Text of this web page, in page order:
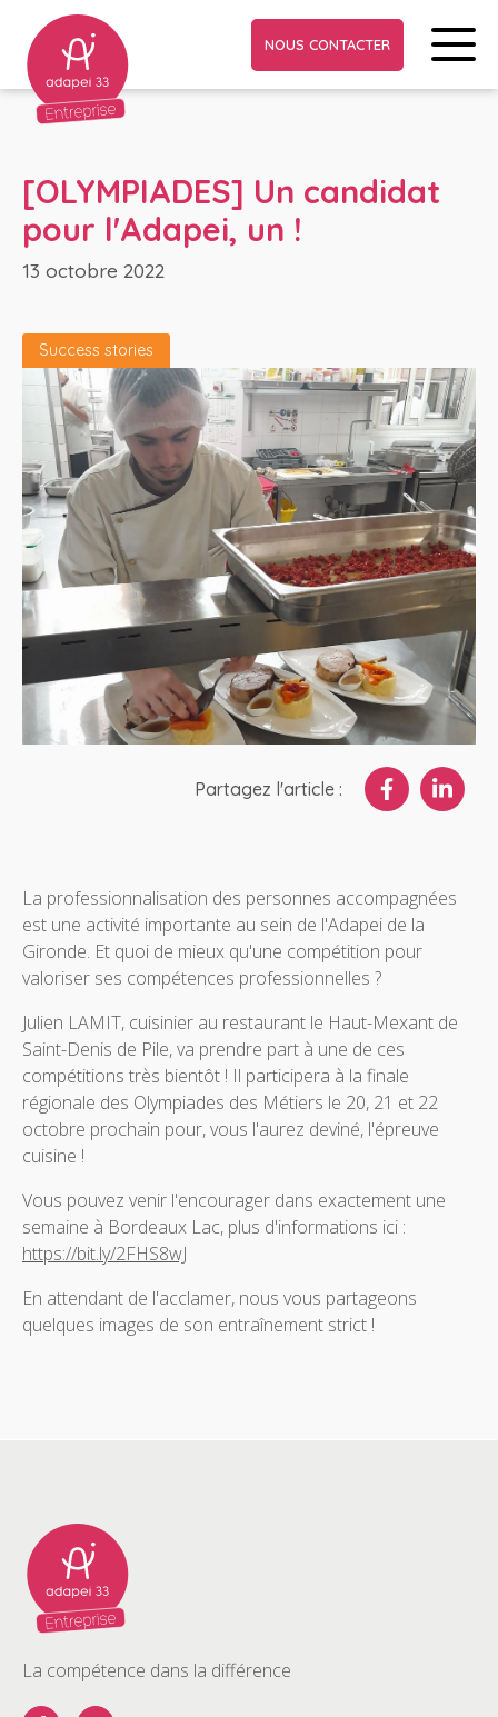
NOUS CONTACTER
[OLYMPIADES] Un candidat
pour l'Adapei, un !
13 octobre 2022
Success stories
Partagez l'article :
La professionnalisation des personnes accompagnées
est une activité importante au sein de l'Adapei de la
Gironde. Et quoi de mieux qu'une compétition pour
valoriser ses compétences professionnelles ?
Julien LAMIT, cuisinier au restaurant le Haut-Mexant de
Saint-Denis de Pile, va prendre part à une de ces
compétitions très bientôt ! Il participera à la finale
régionale des Olympiades des Métiers le 20, 21 et 22
octobre prochain pour, vous l'aurez deviné, l'épreuve
cuisine !
Vous pouvez venir l'encourager dans exactement une
semaine à Bordeaux Lac, plus d'informations ici :
https://bit.ly/2FHS8wJ
En attendant de l'acclamer, nous vous partageons
quelques images de son entraînement strict !
La compétence dans la différence